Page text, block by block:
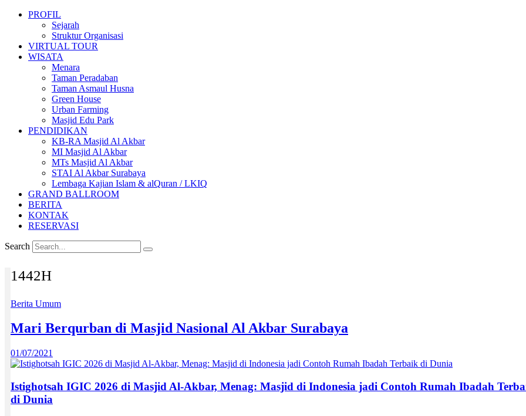
PROFIL
Sejarah
Struktur Organisasi
VIRTUAL TOUR
WISATA
Menara
Taman Peradaban
Taman Asmaul Husna
Green House
Urban Farming
Masjid Edu Park
PENDIDIKAN
KB-RA Masjid Al Akbar
MI Masjid Al Akbar
MTs Masjid Al Akbar
STAI Al Akbar Surabaya
Lembaga Kajian Islam & alQuran / LKIQ
GRAND BALLROOM
BERITA
KONTAK
RESERVASI
Search
1442H
Berita Umum
Mari Berqurban di Masjid Nasional Al Akbar Surabaya
01/07/2021
Istighotsah IGIC 2026 di Masjid Al-Akbar, Menag: Masjid di Indonesia jadi Contoh Rumah Ibadah
di Dunia